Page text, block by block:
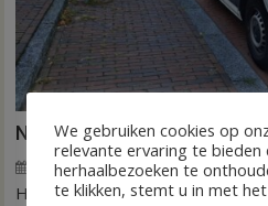
Nieuw ov-systeem verbindt
6 augustus 2026 Wim de Jonge
HARDENBERG – Eind volgend
We gebruiken cookies op
relevante ervaring te
herhaalbezoeken te
te klikken, stemt u in met